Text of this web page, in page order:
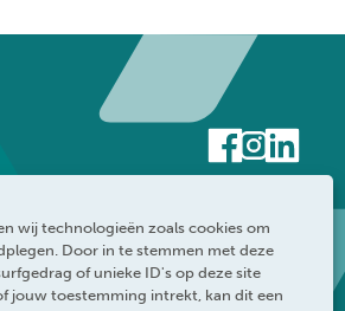
wij technologieën zoals cookies om
Door in te stemmen met deze
of unieke ID's op deze site
jouw toestemming intrekt, kan dit een